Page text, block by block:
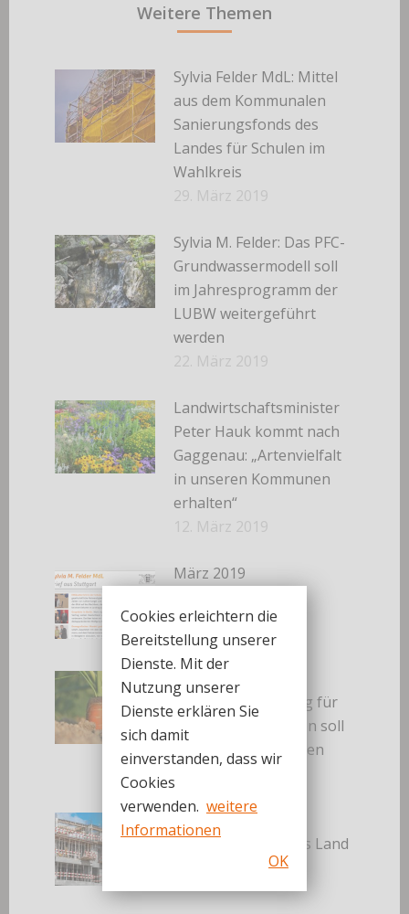
Weitere Themen
Sylvia Felder MdL: Mittel
aus dem Kommunalen
Sanierungsfonds des
Landes für Schulen im
Wahlkreis
29. März 2019
Sylvia M. Felder: Das PFC-
Grundwassermodell soll
im Jahresprogramm der
LUBW weitergeführt
werden
22. März 2019
Landwirtschaftsminister
Peter Hauk kommt nach
Gaggenau: „Artenvielfalt
in unseren Kommunen
erhalten“
12. März 2019
März 2019
Vorerntemonitoring für
PFC-belastete Böden soll
weitergeführt werden
ELR Förderung von
Projekten durch das Land
14. Februar 2019
Cookies erleichtern die
Bereitstellung unserer
Dienste. Mit der
Nutzung unserer
Dienste erklären Sie
sich damit
einverstanden, dass wir
Cookies
verwenden. weitere
Informationen
OK